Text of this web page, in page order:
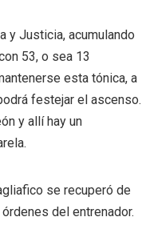
y Justicia, acumulando
53, o sea 13
esta tónica, a
festejar el ascenso.
y allí hay un
se recuperó de
del entrenador.